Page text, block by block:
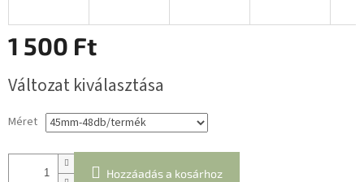
1 500 Ft
Változat kiválasztása
Méret
Hozzáadás a kosárhoz